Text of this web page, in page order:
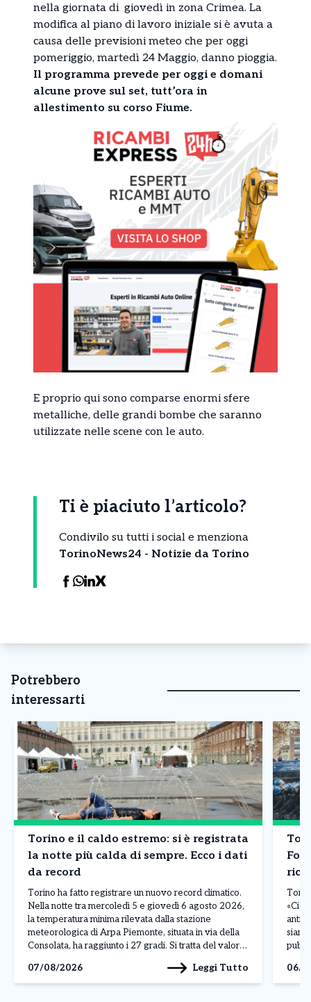
nella giornata di giovedì in zona Crimea. La
modifica al piano di lavoro iniziale si è avuta a
causa delle previsioni meteo che per oggi
pomeriggio, martedì 24 Maggio, danno pioggia.
Il programma prevede per oggi e domani
alcune prove sul set, tutt’ora in
allestimento su corso Fiume.
E proprio qui sono comparse enormi sfere
metalliche, delle grandi bombe che saranno
utilizzate nelle scene con le auto.
Ti è piaciuto l’articolo?
Condivilo su tutti i social e menziona
TorinoNews24 - Notizie da Torino
Potrebbero
interessarti
Torino e il caldo estremo: si è registrata
la notte più calda di sempre. Ecco i dati
da record
Torino ha fatto registrare un nuovo record climatico.
Nella notte tra mercoledì 5 e giovedì 6 agosto 2026,
la temperatura minima rilevata dalla stazione
meteorologica di Arpa Piemonte, situata in via della
Consolata, ha raggiunto i 27 gradi. Si tratta del valore
dall’inizio delle rilevazioni storiche, avviate nel […]
07/08/2026 Leggi Tutto
«Ci
06/